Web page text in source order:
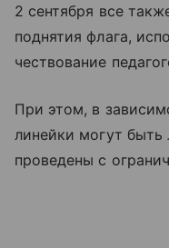
2 сентября все
поднятия флага,
чествование
При этом, в
линейки могут
проведены с